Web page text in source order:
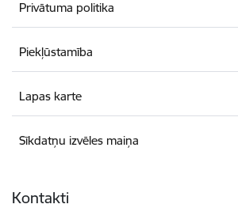
Privātuma politika
Piekļūstamība
Lapas karte
Sīkdatņu izvēles maiņa
Kontakti